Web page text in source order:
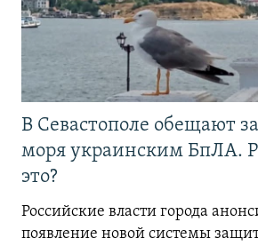
В Севастополе обещают
моря украинским БпЛА.
это?
Российские власти города
появление новой системы